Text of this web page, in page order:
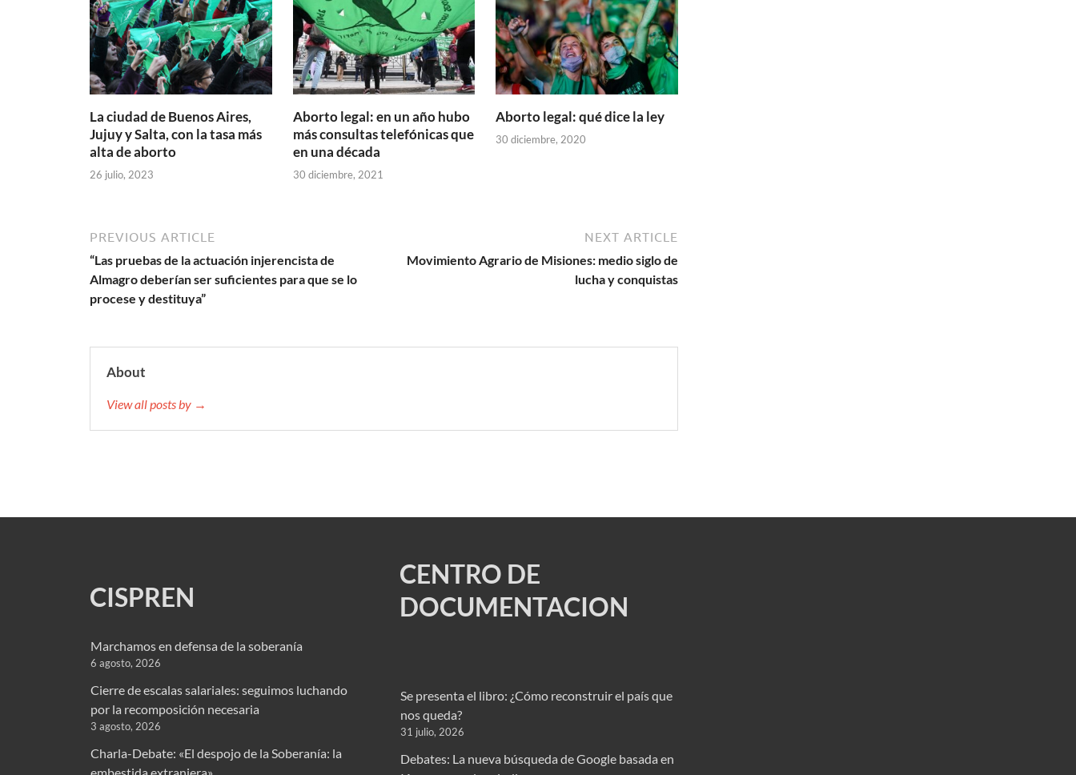
La ciudad de Buenos Aires,
Jujuy y Salta, con la tasa más
alta de aborto
26 julio, 2023
Aborto legal: en un año hubo
más consultas telefónicas que
en una década
30 diciembre, 2021
Aborto legal: qué dice la ley
30 diciembre, 2020
PREVIOUS ARTICLE
“Las pruebas de la actuación injerencista de
Almagro deberían ser suficientes para que se lo
procese y destituya”
NEXT ARTICLE
Movimiento Agrario de Misiones: medio siglo de
lucha y conquistas
About
View all posts by →
CISPREN
Marchamos en defensa de la soberanía
6 agosto, 2026
Cierre de escalas salariales: seguimos luchando
por la recomposición necesaria
3 agosto, 2026
Charla-Debate: «El despojo de la Soberanía: la
CENTRO DE
DOCUMENTACION
Se presenta el libro: ¿Cómo reconstruir el país que
nos queda?
31 julio, 2026
Debates: La nueva búsqueda de Google basada en